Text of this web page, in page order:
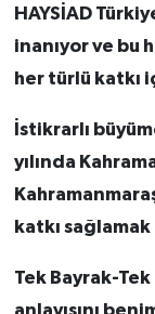
HAYSİAD
inanıyor ve bu
her türlü katkı
İstikrarlı
yılında
katkı
Tek Bayrak-